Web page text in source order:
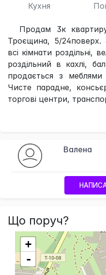
Кухня
Продам 3к
Троєщина, 5/
всі кімнати роздільні,
роздільний в кахлі,
продається з
Чисте парадне,
торгові центри,
Валена
Що поруч?
+
-